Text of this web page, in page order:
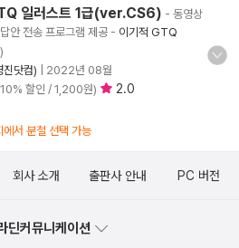
일러스트 1급(ver.CS6) - 동영상
안 전송 프로그램 제공 - 이기적 GTQ
닷컴)
2022년 08월
할인 / 1,200원)
2.0
에서 분철 선택 가능
회사 소개 출판사 안내 PC 버전
딘커뮤니케이션